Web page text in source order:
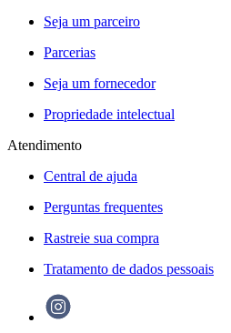
Seja um parceiro
Parcerias
Seja um fornecedor
Propriedade intelectual
Atendimento
Central de ajuda
Perguntas frequentes
Rastreie sua compra
Tratamento de dados pessoais